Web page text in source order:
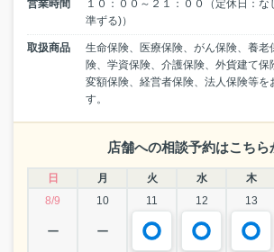
営業時間
１０：００～２１：００（定休日：な
準ずる)）
取扱商品
生命保険、医療保険、がん保険、養老
険、学資保険、介護保険、外貨建て保
変額保険、経営者保険、法人保険等を
す。
店舗への相談予約はこちら
日 月 火 水 木
8/9
10 11 12 13
ー ー